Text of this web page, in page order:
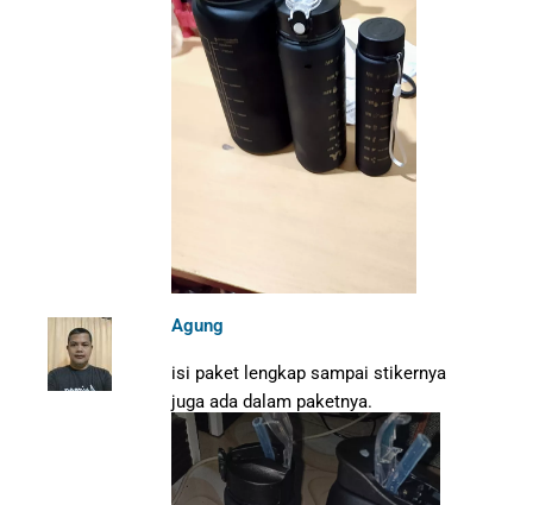
Agung
isi paket lengkap sampai stikernya
juga ada dalam paketnya.